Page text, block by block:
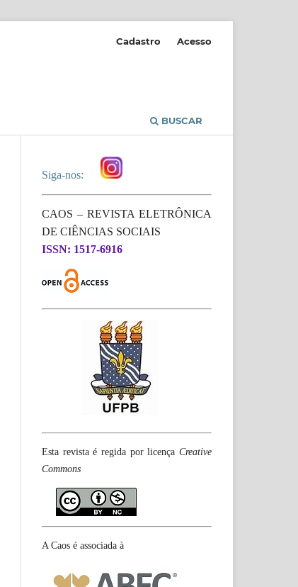
BUSCAR
Cadastro Acesso
Siga-nos:
CAOS – REVISTA ELETRÔNICA
DE CIÊNCIAS SOCIAIS
ISSN: 1517-6916
Esta revista é regida por licença Creative
Commons
A Caos é associada à